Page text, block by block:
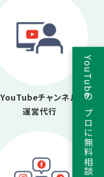
YouTubeチャンネル
運営代行
YouTubeのプロに無料相談